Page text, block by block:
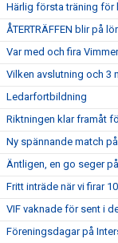
Härlig första träning för
ÅTERTRÄFFEN blir på
Var med och fira
Vilken avslutning och 3
Ledarfortbildning
Riktningen klar framåt
Ny spännande match
Äntligen, en go seger
Fritt inträde när vi firar
VIF vaknade för sent i
Föreningsdagar på